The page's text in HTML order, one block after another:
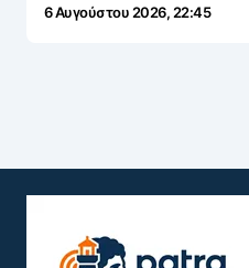
6 Αυγούστου 2026, 22:45